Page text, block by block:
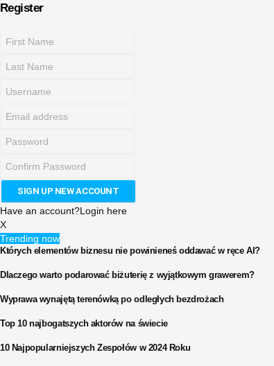
Register
Have an account?Login here
X
Trending now
Których elementów biznesu nie powinieneś oddawać w ręce AI?
Dlaczego warto podarować biżuterię z wyjątkowym grawerem?
Wyprawa wynajętą terenówką po odległych bezdrożach
Top 10 najbogatszych aktorów na świecie
10 Najpopularniejszych Zespołów w 2024 Roku